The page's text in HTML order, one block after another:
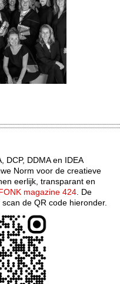
DCP, DDMA en IDEA
Norm voor de creatieve
eerlijk, transparant en
magazine 424 . De
de QR code hieronder.